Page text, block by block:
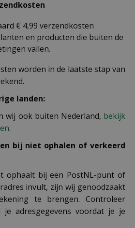
€ 4,99 verzendkosten
en producten die buiten de
vallen.
worden in de laatste stap van
landen:
wij ook buiten Nederland, bekijk
bij niet ophalen of verkeerd
ophaalt bij een PostNL-punt of
invult, zijn wij genoodzaakt
te brengen. Controleer
je adresgegevens voordat je je